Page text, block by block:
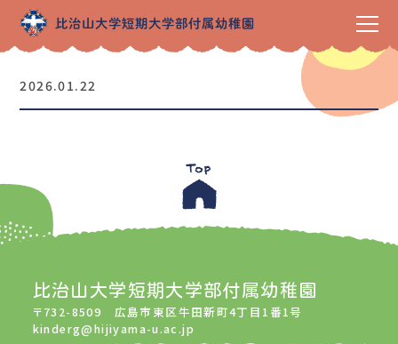
2026.01.22
比治山大学短期大学部付属幼稚園
〒732-8509 広島市東区牛田新町4丁目1番1号
kinderg@hijiyama-u.ac.jp